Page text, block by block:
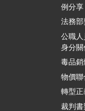
例分享
法務
公職人
身分關
毒品
物價聯
轉型正
裁判書